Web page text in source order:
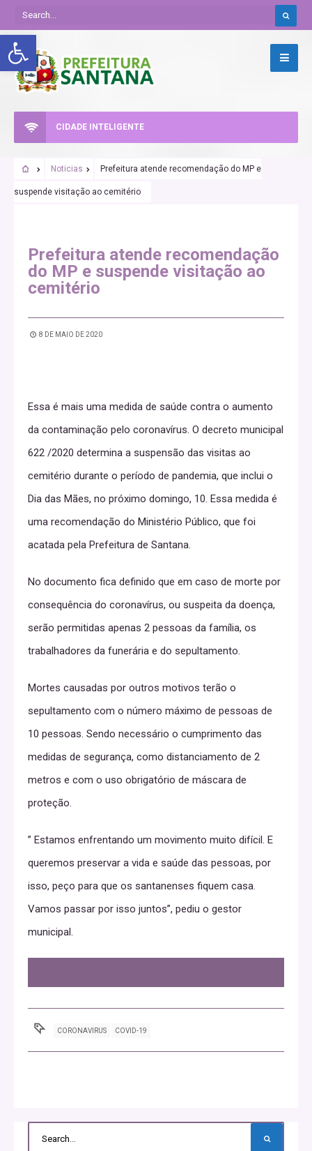
Abrir a barra de ferramentas
CIDADE INTELIGENTE
Noticias Prefeitura atende recomendação do MP e
suspende visitação ao cemitério
Prefeitura atende recomendação
do MP e suspende visitação ao
cemitério
8 DE MAIO DE 2020
Essa é mais uma medida de saúde contra o aumento
da contaminação pelo coronavírus. O decreto municipal
622 /2020 determina a suspensão das visitas ao
cemitério durante o período de pandemia, que inclui o
Dia das Mães, no próximo domingo, 10. Essa medida é
uma recomendação do Ministério Público, que foi
acatada pela Prefeitura de Santana.
No documento fica definido que em caso de morte por
consequência do coronavírus, ou suspeita da doença,
serão permitidas apenas 2 pessoas da família, os
trabalhadores da funerária e do sepultamento.
Mortes causadas por outros motivos terão o
sepultamento com o número máximo de pessoas de
10 pessoas. Sendo necessário o cumprimento das
medidas de segurança, como distanciamento de 2
metros e com o uso obrigatório de máscara de
proteção.
” Estamos enfrentando um movimento muito difícil. E
queremos preservar a vida e saúde das pessoas, por
isso, peço para que os santanenses fiquem casa.
Vamos passar por isso juntos”, pediu o gestor
municipal.
CORONAVIRUS COVID-19